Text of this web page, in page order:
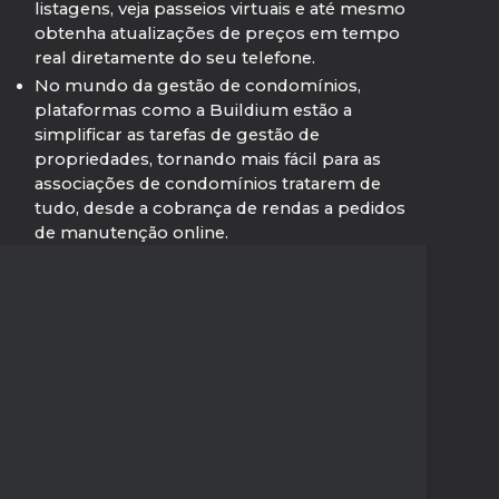
listagens, veja passeios virtuais e até mesmo
obtenha atualizações de preços em tempo
real diretamente do seu telefone.
No mundo da gestão de condomínios,
plataformas como a Buildium estão a
simplificar as tarefas de gestão de
propriedades, tornando mais fácil para as
associações de condomínios tratarem de
tudo, desde a cobrança de rendas a pedidos
de manutenção online.